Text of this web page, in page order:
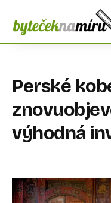
Perské
výhodná